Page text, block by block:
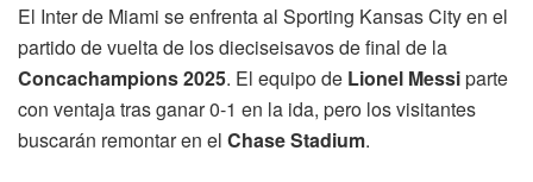
El Inter de Miami se enfrenta al Sporting Kansas City en el
partido de vuelta de los dieciseisavos de final de la
Concachampions 2025. El equipo de Lionel Messiparte
con ventaja tras ganar 0-1 en la ida, pero los visitantes
buscarán remontar en el Chase Stadium.